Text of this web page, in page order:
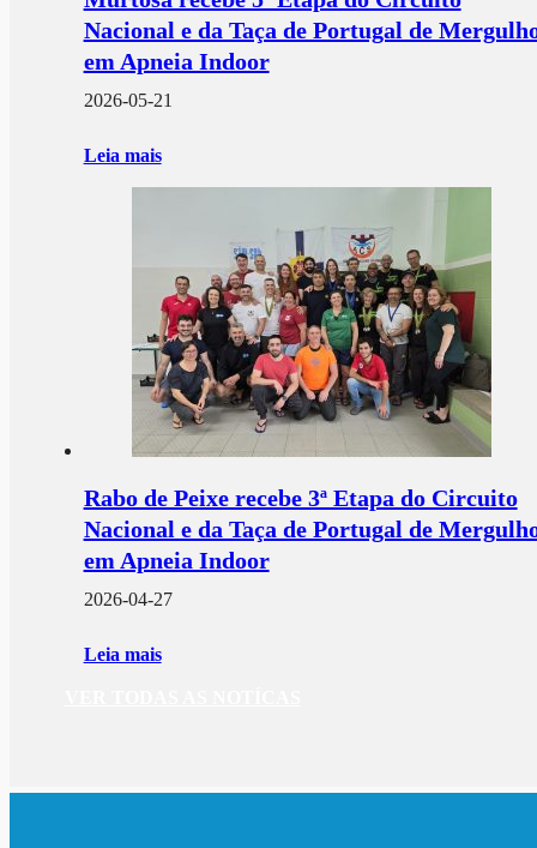
Nacional e da Taça de Portugal de
em Apneia Indoor
2026-05-21
Leia mais
Rabo de Peixe recebe 3ª Etapa do Circuito
Nacional e da Taça de Portugal de
em Apneia Indoor
2026-04-27
Leia mais